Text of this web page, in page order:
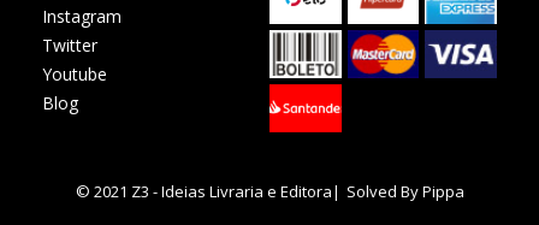
Instagram
Twitter
Youtube
Blog
© 2021 Z3 - Ideias Livraria e Editora| Solved By Pippa